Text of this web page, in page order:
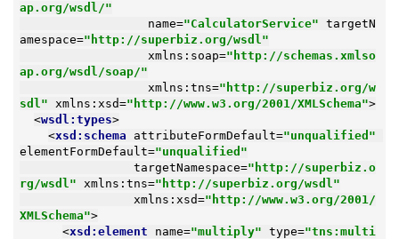
ap.org/wsdl/"
name="CalculatorService" targetN
amespace="http://superbiz.org/wsdl"
xmlns:soap="http://schemas.xmlso
ap.org/wsdl/soap/"
xmlns:tns="http://superbiz.org/w
sdl"
xmlns:xsd="http://www.w3.org/2001/XMLSchema">
<wsdl:types>
<xsd:schema attributeFormDefault="unqualified"
elementFormDefault="unqualified"
targetNamespace="http://superbiz.o
rg/wsdl"
xmlns:tns="http://superbiz.org/wsdl"
xmlns:xsd="http://www.w3.org/2001/
XMLSchema">
<xsd:element name="multiply" type="tns:multi